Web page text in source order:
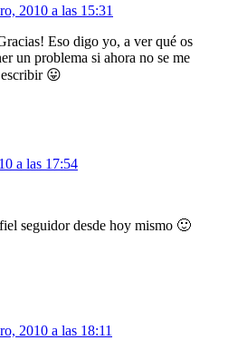
2010 a las 15:31
Eso digo yo, a ver qué os
un problema si ahora no se me
😛
a las 17:54
seguidor desde hoy mismo 🙂
2010 a las 18:11